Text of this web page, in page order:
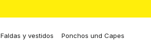
Faldas y vestidos
Ponchos und Capes